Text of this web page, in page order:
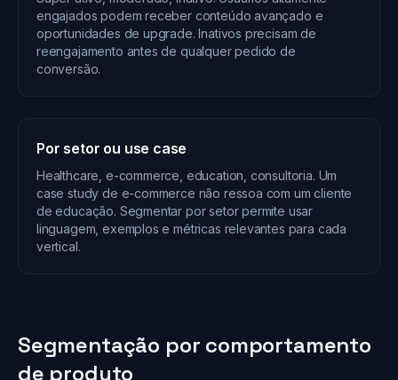
engajados podem receber conteúdo avançado e
oportunidades de upgrade. Inativos precisam de
reengajamento antes de qualquer pedido de
conversão.
Por setor ou use case
Healthcare, e-commerce, education, consultoria. Um
case study de e-commerce não ressoa com um cliente
de educação. Segmentar por setor permite usar
linguagem, exemplos e métricas relevantes para cada
vertical.
Segmentação por comportamento
de produto